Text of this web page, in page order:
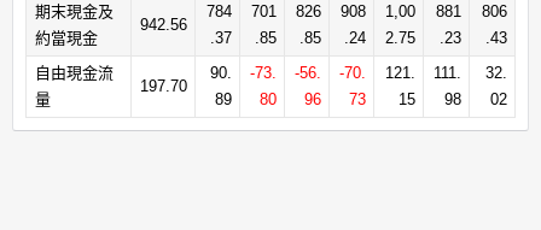
期末現金及
約當現金
942.56
784
.37
701
.85
826
.85
908
.24
1,00
2.75
881
.23
806
.43
自由現金流
量
197.70
90.
89
-73.
80
-56.
96
-70.
73
121.
15
111.
98
32.
02